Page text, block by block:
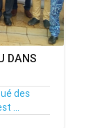
DANS
des
...